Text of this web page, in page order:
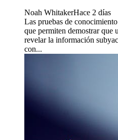
Noah WhitakerHace 2 días
Las pruebas de
que permiten demostrar que
revelar la información
con...